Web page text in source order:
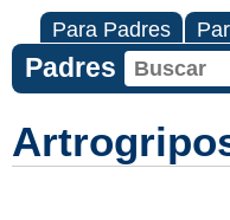
Para Padres
Padres